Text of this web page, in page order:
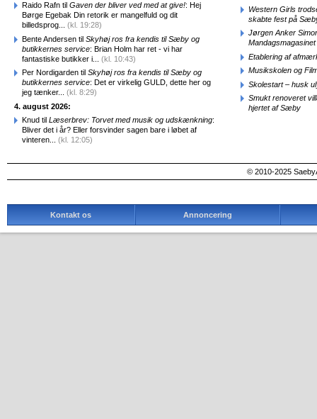
Raido Rafn til Gaven der bliver ved med at give!: Hej
Børge Egebak Din retorik er mangelfuld og dit
billedsprog... (kl. 19:28)
Bente Andersen til Skyhøj ros fra kendis til Sæby og
butikkernes service: Brian Holm har ret - vi har
fantastiske butikker i... (kl. 10:43)
Per Nordigarden til Skyhøj ros fra kendis til Sæby og
butikkernes service: Det er virkelig GULD, dette her og
jeg tænker... (kl. 8:29)
4. august 2026:
Knud til Læserbrev: Torvet med musik og udskænkning:
Bliver det i år? Eller forsvinder sagen bare i løbet af
vinteren... (kl. 12:05)
Western Girls
skabte fest på
Jørgen Anker
Mandagsmagasinet
Etablering af
Musikskolen og
Skolestart – husk
Smukt renoveret
hjertet af Sæby
© 2010-2025
Kontakt os Annoncering